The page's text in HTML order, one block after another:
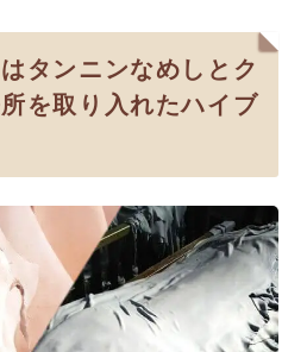
タンニンなめしとク
を取り入れたハイブ